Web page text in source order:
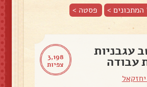
המתכונים > פסטה >
3,198
צפיות
עגבניות
עבודה